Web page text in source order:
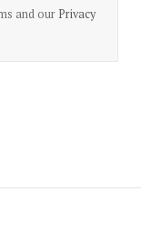
and our Privacy